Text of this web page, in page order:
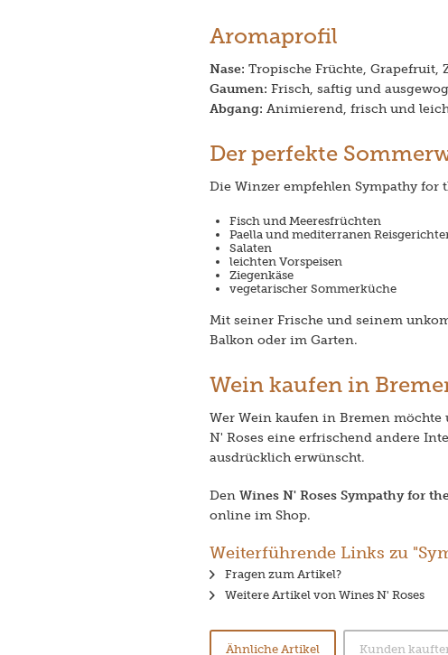
Aromaprofil
Nase: Tropische Früchte,
Gaumen: Frisch, saftig und
Abgang: Animierend, frisch und
Der perfekte
Die Winzer empfehlen Sympathy for
Fisch und Meeresfrüchten
Paella und mediterranen
Salaten
leichten Vorspeisen
Ziegenkäse
vegetarischer Sommerküche
Mit seiner Frische und seinem
Balkon oder im Garten.
Wein kaufen in
Wer Wein kaufen in Bremen möchte
N' Roses eine erfrischend andere
ausdrücklich erwünscht.
Den Wines N' Roses Sympathy for
online im Shop.
Weiterführende Links zu
Fragen zum Artikel?
Weitere Artikel von Wines N' Roses
Ähnliche Artikel Kunden